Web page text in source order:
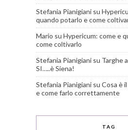
Stefania Pianigiani su
quando potarlo e come
Mario su Hypericum: come e
come coltivarlo
Stefania Pianigiani su Targhe
SI…..è Siena!
Stefania Pianigiani su Cosa è
e come farlo correttamente
TAG